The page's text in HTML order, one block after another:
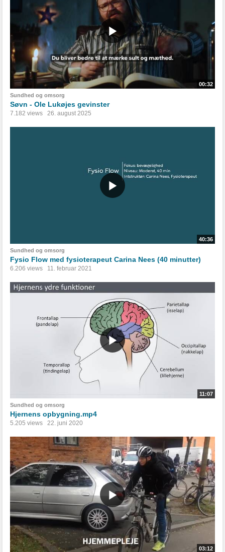
00:32
Sundhed og omsorg
Søvn - Ole Lukøjes gevinster
7.182 views 26. august 2025
40:36
Sundhed og omsorg
Fysio Flow med fysioterapeut Carina Nees (40 minutter)
6.206 views 11. februar 2021
11:07
Sundhed og omsorg
Hjernens opbygning.mp4
5.205 views 22. juni 2020
03:12